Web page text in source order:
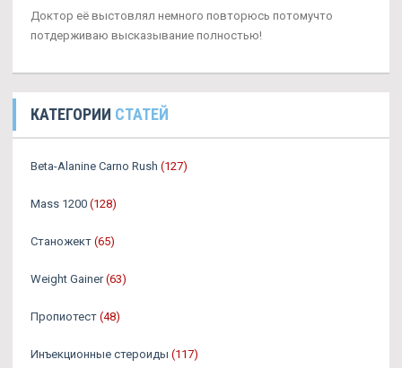
Доктор её выстовлял немного повторюсь потомучто
потдерживаю высказывание полностью!
КАТЕГОРИИ СТАТЕЙ
Beta-Alanine Carno Rush (127)
Mass 1200 (128)
Станожект (65)
Weight Gainer (63)
Пропиотест (48)
Инъекционные стероиды (117)